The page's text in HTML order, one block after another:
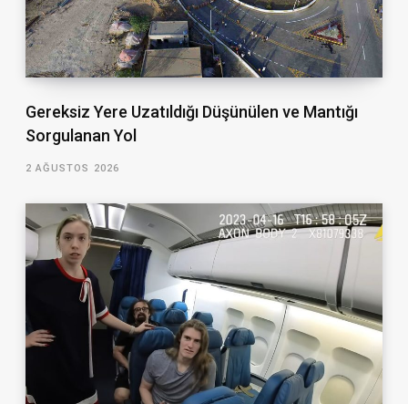
Gereksiz Yere Uzatıldığı Düşünülen ve Mantığı
Sorgulanan Yol
2 AĞUSTOS 2026